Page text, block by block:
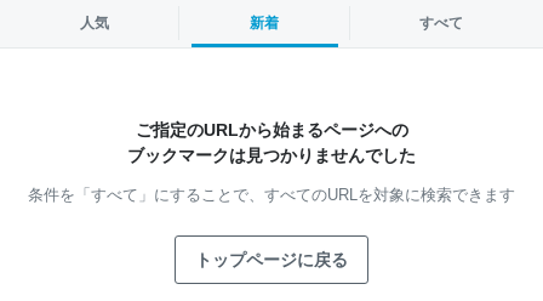
人気 新着 すべて
ご指定のURLから始まるページへの
ブックマークは見つかりませんでした
条件を「すべて」にすることで、 すべてのURLを対象に検索できます
トップページに戻る